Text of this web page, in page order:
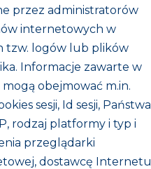
przez administratorów
internetowych w
tzw. logów lub plików
Informacje zawarte w
mogą obejmować m.in.
sesji, Id sesji, Państwa
rodzaj platformy i typ i
przeglądarki
dostawcę Internetu